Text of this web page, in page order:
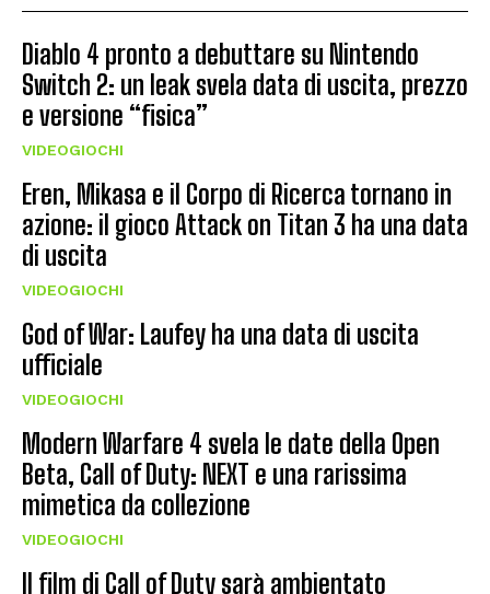
Diablo 4 pronto a debuttare su Nintendo
Switch 2: un leak svela data di uscita, prezzo
e versione “fisica”
VIDEOGIOCHI
Eren, Mikasa e il Corpo di Ricerca tornano in
azione: il gioco Attack on Titan 3 ha una data
di uscita
VIDEOGIOCHI
God of War: Laufey ha una data di uscita
ufficiale
VIDEOGIOCHI
Modern Warfare 4 svela le date della Open
Beta, Call of Duty: NEXT e una rarissima
mimetica da collezione
VIDEOGIOCHI
Il film di Call of Duty sarà ambientato